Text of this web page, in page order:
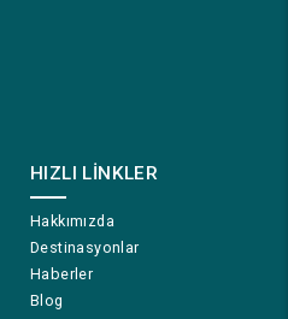
HIZLI LINKLER
Hakkımızda
Destinasyonlar
Haberler
Blog